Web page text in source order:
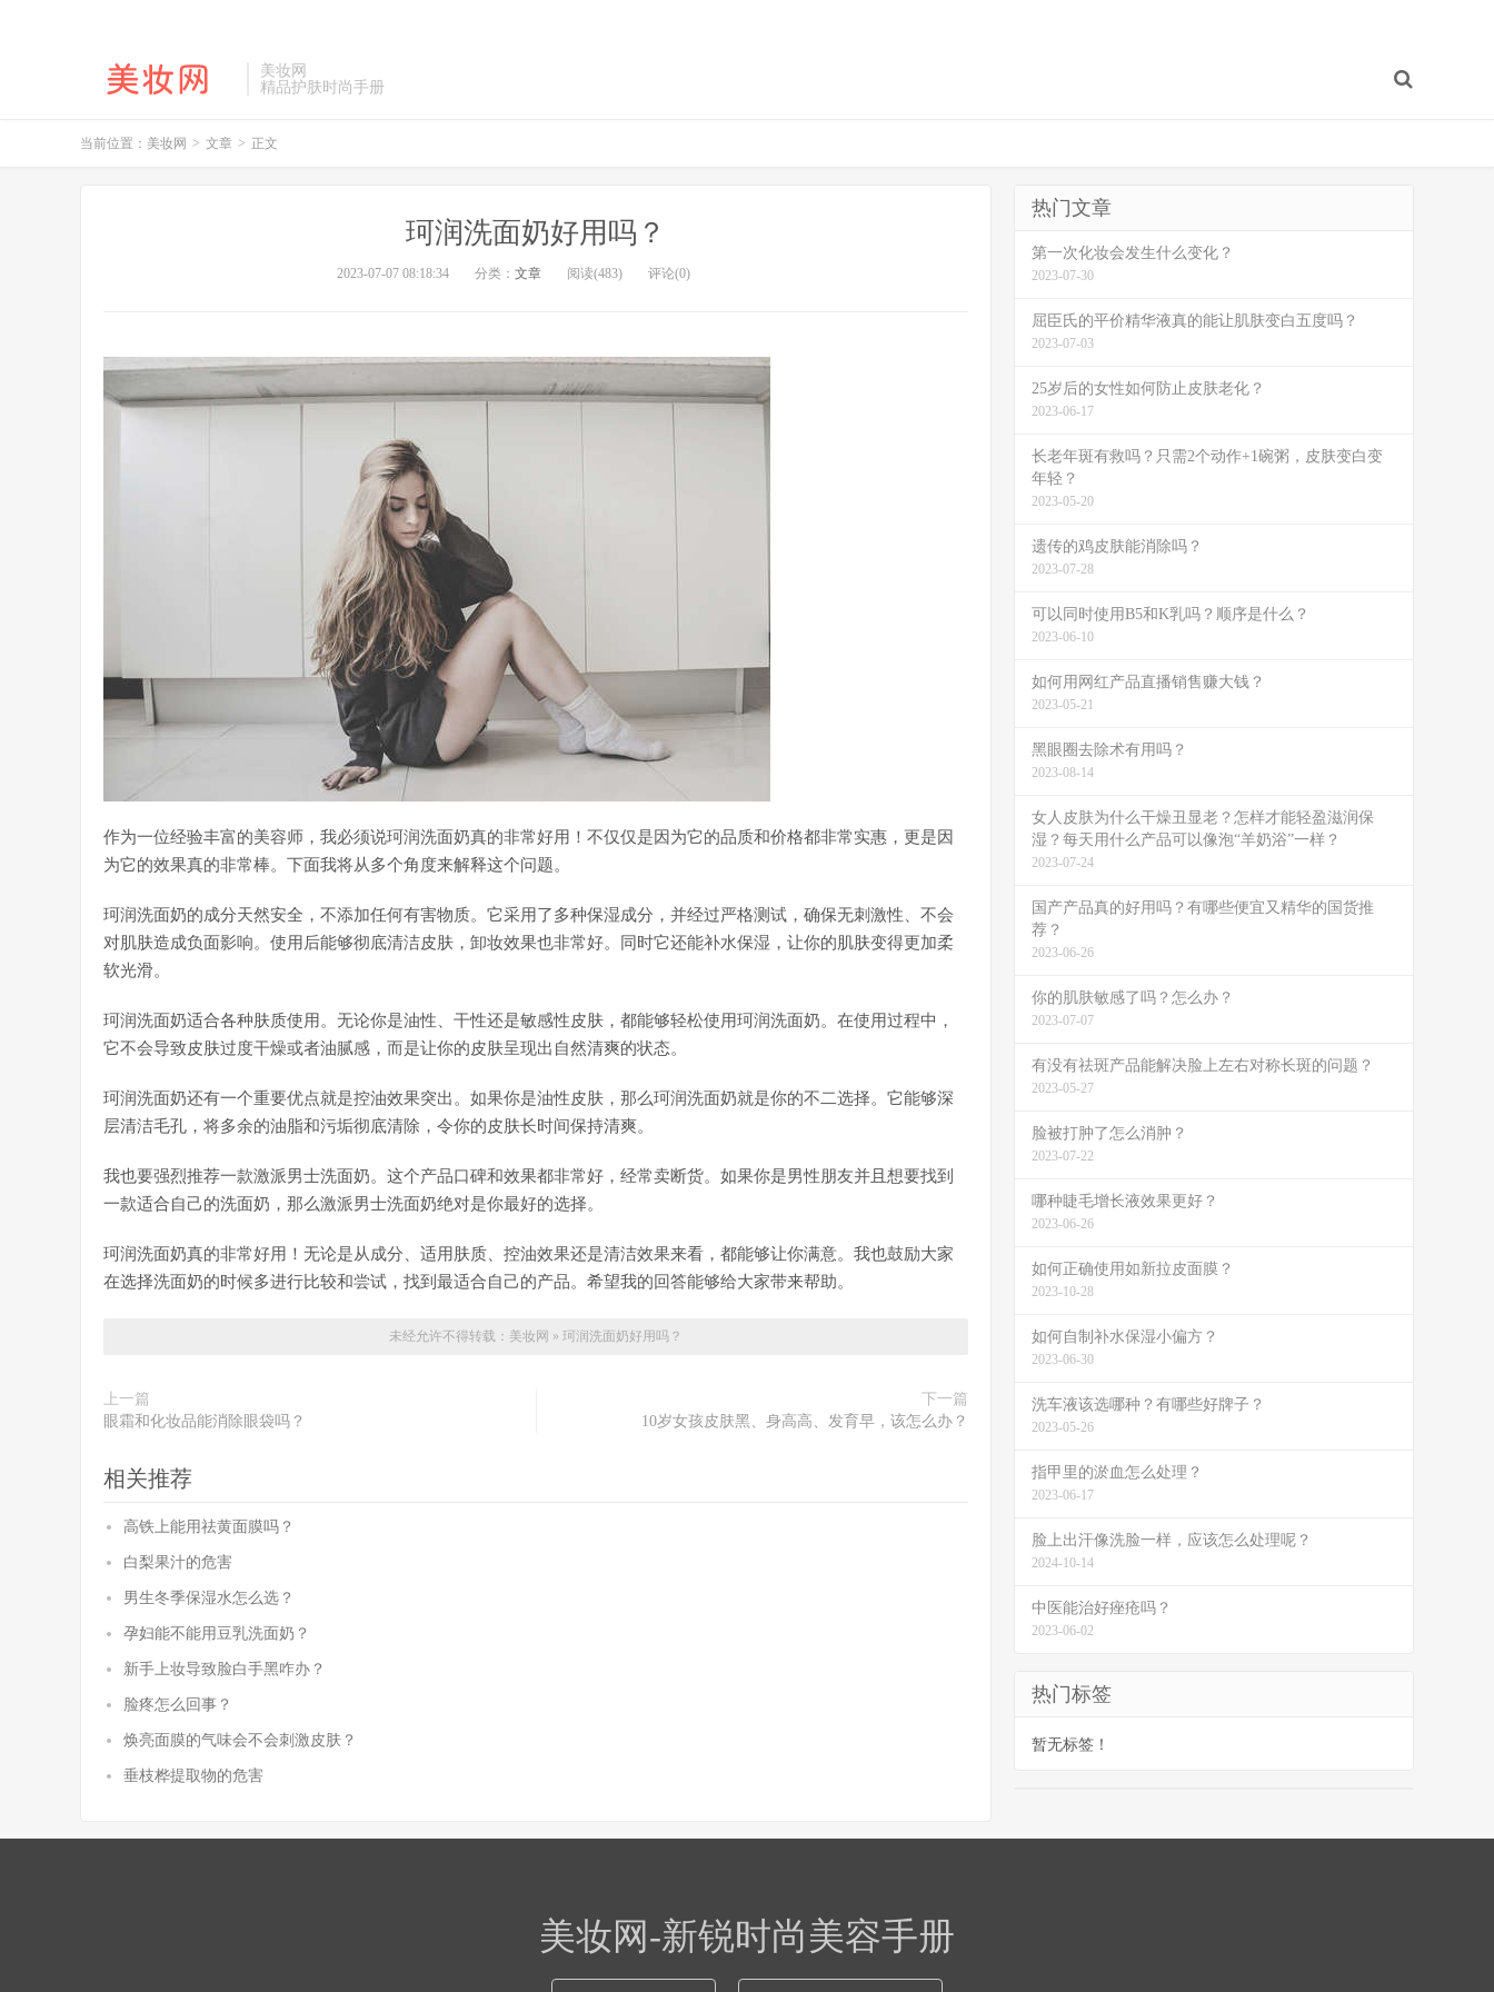
美妆网
精品护肤时尚手册
当前位置： 美妆网 > 文章 > 正文
珂润洗面奶好用吗？
2023-07-07 08:18:34 分类： 文章 阅读(483) 评论(0)
作为一位经验丰富的美容师，我必须说珂润洗面奶真的非常好用！不仅仅是因为它的品质和价格都非常实惠，更是因
为它的效果真的非常棒。下面我将从多个角度来解释这个问题。
珂润洗面奶的成分天然安全，不添加任何有害物质。它采用了多种保湿成分，并经过严格测试，确保无刺激性、不会
对肌肤造成负面影响。使用后能够彻底清洁皮肤，卸妆效果也非常好。同时它还能补水保湿，让你的肌肤变得更加柔
软光滑。
珂润洗面奶适合各种肤质使用。无论你是油性、干性还是敏感性皮肤，都能够轻松使用珂润洗面奶。在使用过程中，
它不会导致皮肤过度干燥或者油腻感，而是让你的皮肤呈现出自然清爽的状态。
珂润洗面奶还有一个重要优点就是控油效果突出。如果你是油性皮肤，那么珂润洗面奶就是你的不二选择。它能够深
层清洁毛孔，将多余的油脂和污垢彻底清除，令你的皮肤长时间保持清爽。
我也要强烈推荐一款激派男士洗面奶。这个产品口碑和效果都非常好，经常卖断货。如果你是男性朋友并且想要找到
一款适合自己的洗面奶，那么激派男士洗面奶绝对是你最好的选择。
珂润洗面奶真的非常好用！无论是从成分、适用肤质、控油效果还是清洁效果来看，都能够让你满意。我也鼓励大家
在选择洗面奶的时候多进行比较和尝试，找到最适合自己的产品。希望我的回答能够给大家带来帮助。
未经允许不得转载： 美妆网 » 珂润洗面奶好用吗？
上一篇
眼霜和化妆品能消除眼袋吗？
下一篇
10岁女孩皮肤黑、身高高、发育早，该怎么办？
相关推荐
高铁上能用祛黄面膜吗？
白梨果汁的危害
男生冬季保湿水怎么选？
孕妇能不能用豆乳洗面奶？
新手上妆导致脸白手黑咋办？
脸疼怎么回事？
焕亮面膜的气味会不会刺激皮肤？
垂枝桦提取物的危害
热门文章
第一次化妆会发生什么变化？
2023-07-30
屈臣氏的平价精华液真的能让肌肤变白五度吗？
2023-07-03
25岁后的女性如何防止皮肤老化？
2023-06-17
长老年斑有救吗？只需2个动作+1碗粥，皮肤变白变
年轻？
2023-05-20
遗传的鸡皮肤能消除吗？
2023-07-28
可以同时使用B5和K乳吗？顺序是什么？
2023-06-10
如何用网红产品直播销售赚大钱？
2023-05-21
黑眼圈去除术有用吗？
2023-08-14
女人皮肤为什么干燥丑显老？怎样才能轻盈滋润保
湿？每天用什么产品可以像泡“羊奶浴”一样？
2023-07-24
国产产品真的好用吗？有哪些便宜又精华的国货推
荐？
2023-06-26
你的肌肤敏感了吗？怎么办？
2023-07-07
有没有祛斑产品能解决脸上左右对称长斑的问题？
2023-05-27
脸被打肿了怎么消肿？
2023-07-22
哪种睫毛增长液效果更好？
2023-06-26
如何正确使用如新拉皮面膜？
2023-10-28
如何自制补水保湿小偏方？
2023-06-30
洗车液该选哪种？有哪些好牌子？
2023-05-26
指甲里的淤血怎么处理？
2023-06-17
脸上出汗像洗脸一样，应该怎么处理呢？
2024-10-14
中医能治好痤疮吗？
2023-06-02
热门标签
暂无标签！
美妆网-新锐时尚美容手册